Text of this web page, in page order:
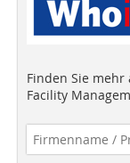
Finden Sie
Facility